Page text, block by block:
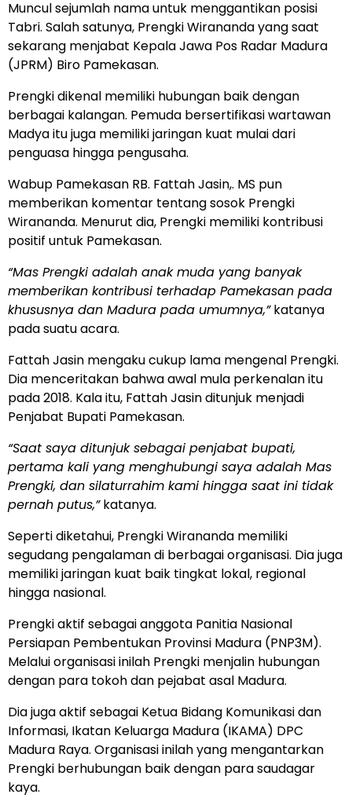
Muncul sejumlah nama untuk menggantikan posisi
Tabri. Salah satunya, Prengki Wirananda yang saat
sekarang menjabat Kepala Jawa Pos Radar Madura
(JPRM) Biro Pamekasan.
Prengki dikenal memiliki hubungan baik dengan
berbagai kalangan. Pemuda bersertifikasi wartawan
Madya itu juga memiliki jaringan kuat mulai dari
penguasa hingga pengusaha.
Wabup Pamekasan RB. Fattah Jasin,. MS pun
memberikan komentar tentang sosok Prengki
Wirananda. Menurut dia, Prengki memiliki kontribusi
positif untuk Pamekasan.
“Mas Prengki adalah anak muda yang banyak
memberikan kontribusi terhadap Pamekasan pada
khususnya dan Madura pada umumnya,”katanya
pada suatu acara.
Fattah Jasin mengaku cukup lama mengenal Prengki.
Dia menceritakan bahwa awal mula perkenalan itu
pada 2018. Kala itu, Fattah Jasin ditunjuk menjadi
Penjabat Bupati Pamekasan.
“Saat saya ditunjuk sebagai penjabat bupati,
pertama kali yang menghubungi saya adalah Mas
Prengki, dan silaturrahim kami hingga saat ini tidak
pernah putus,”katanya.
Seperti diketahui, Prengki Wirananda memiliki
segudang pengalaman di berbagai organisasi. Dia juga
memiliki jaringan kuat baik tingkat lokal, regional
hingga nasional.
Prengki aktif sebagai anggota Panitia Nasional
Persiapan Pembentukan Provinsi Madura (PNP3M).
Melalui organisasi inilah Prengki menjalin hubungan
dengan para tokoh dan pejabat asal Madura.
Dia juga aktif sebagai Ketua Bidang Komunikasi dan
Informasi, Ikatan Keluarga Madura (IKAMA) DPC
Madura Raya. Organisasi inilah yang mengantarkan
Prengki berhubungan baik dengan para saudagar
kaya.